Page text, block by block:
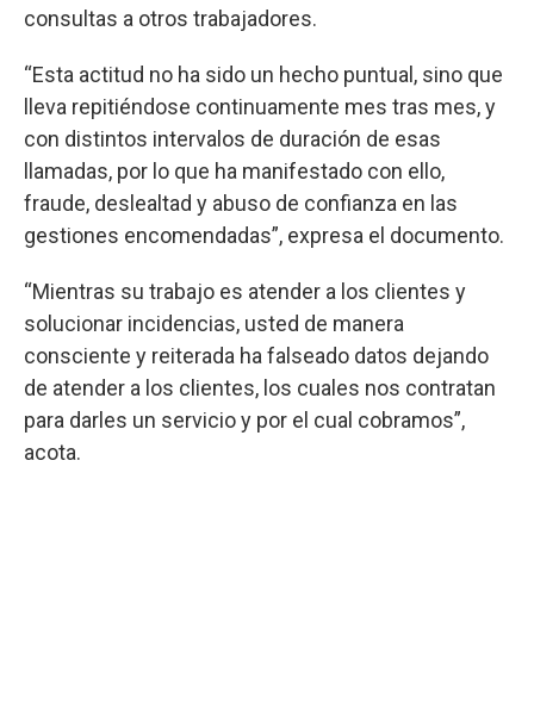
consultas a otros trabajadores.
“Esta actitud no ha sido un hecho puntual, sino que
lleva repitiéndose continuamente mes tras mes, y
con distintos intervalos de duración de esas
llamadas, por lo que ha manifestado con ello,
fraude, deslealtad y abuso de confianza en las
gestiones encomendadas”, expresa el documento.
“Mientras su trabajo es atender a los clientes y
solucionar incidencias, usted de manera
consciente y reiterada ha falseado datos dejando
de atender a los clientes, los cuales nos contratan
para darles un servicio y por el cual cobramos”,
acota.